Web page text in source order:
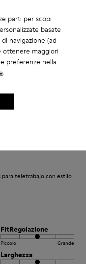
parti per scopi
basate
navigazione (ad
ottenere maggiori
preferenze nella
.
Larghezza
para teletrabajo con estilo
FitRegolazione
Piccolo Grande
Larghezza